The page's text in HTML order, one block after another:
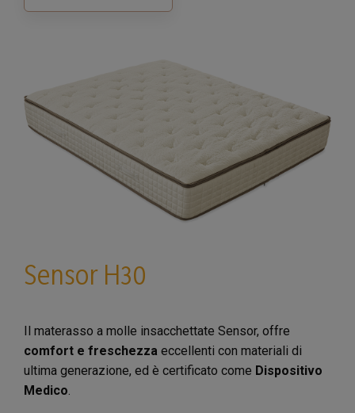
Sensor H30
Il materasso a molle insacchettate Sensor, offre
comfort e freschezza eccellenti con materiali di
ultima generazione, ed è certificato come Dispositivo
Medico.